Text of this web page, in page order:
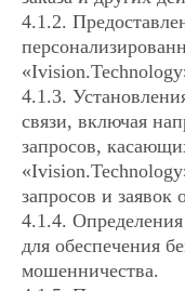
4.1.2.
4.1.3.
связи, включая
запросов,
запросов и заявок
4.1.4.
для обеспечения
мошенничества.